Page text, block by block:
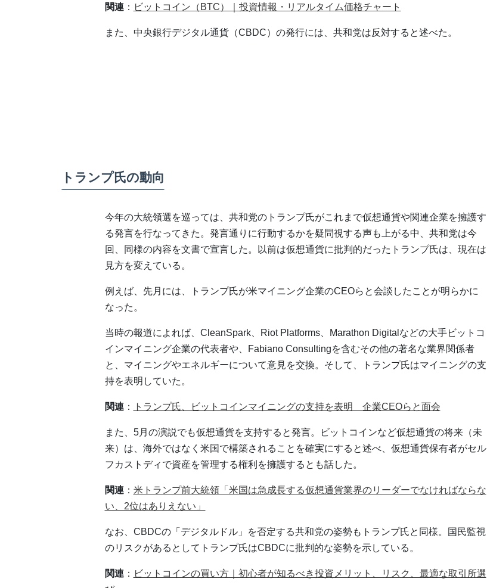
関連： ビットコイン（BTC）｜投資情報・リアルタイム価格チャート
また、中央銀行デジタル通貨（CBDC）の発行には、共和党は反対すると述べた。
トランプ氏の動向
今年の大統領選を巡っては、共和党のトランプ氏がこれまで仮想通貨や関連企業を擁護す
る発言を行なってきた。発言通りに行動するかを疑問視する声も上がる中、共和党は今
回、同様の内容を文書で宣言した。以前は仮想通貨に批判的だったトランプ氏は、現在は
見方を変えている。
例えば、先月には、トランプ氏が米マイニング企業のCEOらと会談したことが明らかに
なった。
当時の報道によれば、CleanSpark、Riot Platforms、Marathon Digitalなどの大手ビットコ
インマイニング企業の代表者や、Fabiano Consultingを含むその他の著名な業界関係者
と、マイニングやエネルギーについて意見を交換。そして、トランプ氏はマイニングの支
持を表明していた。
関連： トランプ氏、ビットコインマイニングの支持を表明 企業CEOらと面会
また、5月の演説でも仮想通貨を支持すると発言。ビットコインなど仮想通貨の将来（未
来）は、海外ではなく米国で構築されることを確実にすると述べ、仮想通貨保有者がセル
フカストディで資産を管理する権利を擁護するとも話した。
関連： 米トランプ前大統領「米国は急成長する仮想通貨業界のリーダーでなければならな
い、2位はありえない」
なお、CBDCの「デジタルドル」を否定する共和党の姿勢もトランプ氏と同様。国民監視
のリスクがあるとしてトランプ氏はCBDCに批判的な姿勢を示している。
関連： ビットコインの買い方｜初心者が知るべき投資メリット、リスク、最適な取引所選